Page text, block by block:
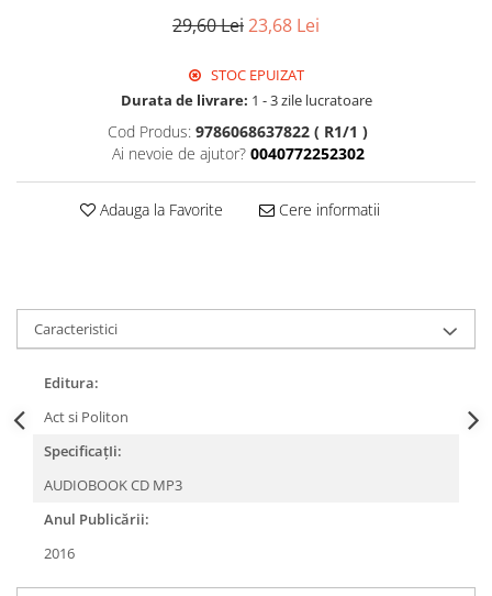
29,60 Lei23,68 Lei
STOC EPUIZAT
Durata de livrare: 1 - 3 zile lucratoare
Cod Produs: 9786068637822 ( R1/1 )
Ai nevoie de ajutor? 0040772252302
Adauga la Favorite Cere informatii
Caracteristici
Editura:
Act si Politon
SpecificațIi:
AUDIOBOOK CD MP3
Anul Publicării:
2016